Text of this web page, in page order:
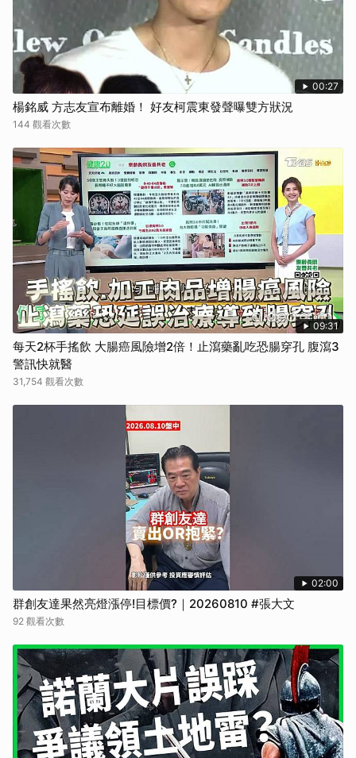
00:27
楊銘威 方志友宣布離婚！ 好友柯震東發聲曝雙方狀況
144 觀看次數
09:31
每天2杯手搖飲 大腸癌風險增2倍！止瀉藥亂吃恐腸穿孔 腹瀉3
警訊快就醫
31,754 觀看次數
02:00
群創友達果然亮燈漲停!目標價?｜20260810 #張大文
92 觀看次數